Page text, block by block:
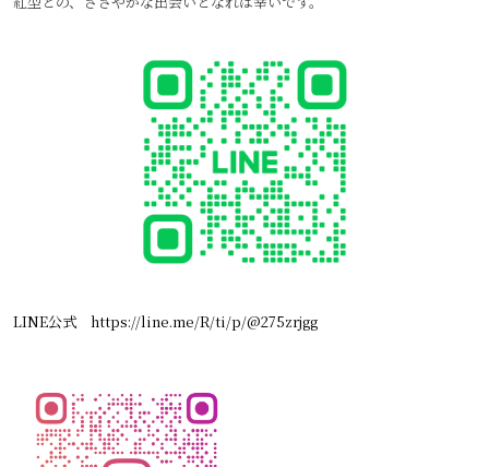
LINE公式 https://line.me/R/ti/p/@275zrjgg